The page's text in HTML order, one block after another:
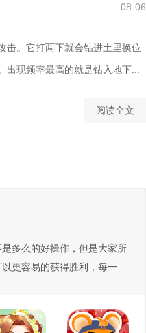
08-06
击。它打两下就会钻进土里换位
现频率最高的就是钻入地下...
阅读全文
多么的好操作，但是大家所
更容易的获得胜利，每一